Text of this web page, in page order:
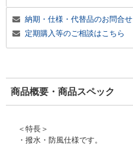
納期・仕様・代替品のお問合せ
定期購入等のご相談はこちら
商品概要・商品スペック
＜特長＞
・撥水・防風仕様です。